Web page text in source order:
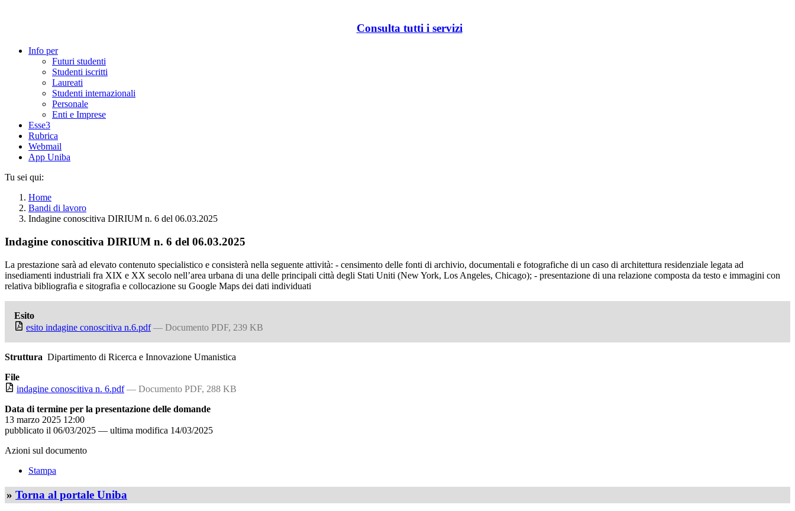
Consulta tutti i servizi
Info per
Futuri studenti
Studenti iscritti
Laureati
Studenti internazionali
Personale
Enti e Imprese
Esse3
Rubrica
Webmail
App Uniba
Tu sei qui:
Home
Bandi di lavoro
Indagine conoscitiva DIRIUM n. 6 del 06.03.2025
Indagine conoscitiva DIRIUM n. 6 del 06.03.2025
La prestazione sarà ad elevato contenuto specialistico e consisterà nella seguente attività: - censimento delle fonti di archivio, documentali e fotografiche di un caso di architettura residenziale legata ad
insediamenti industriali fra XIX e XX secolo nell’area urbana di una delle principali città degli Stati Uniti (New York, Los Angeles, Chicago); - presentazione di una relazione composta da testo e immagini con
relativa bibliografia e sitografia e collocazione su Google Maps dei dati individuati
Esito
esito indagine conoscitiva n.6.pdf — Documento PDF, 239 KB
Struttura Dipartimento di Ricerca e Innovazione Umanistica
File
indagine conoscitiva n. 6.pdf — Documento PDF, 288 KB
Data di termine per la presentazione delle domande
13 marzo 2025 12:00
pubblicato il 06/03/2025 — ultima modifica 14/03/2025
Azioni sul documento
Stampa
» Torna al portale Uniba